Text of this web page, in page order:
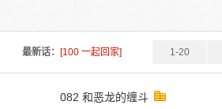
最新话： [100 一起回家] 1-20
082 和恶龙的缠斗